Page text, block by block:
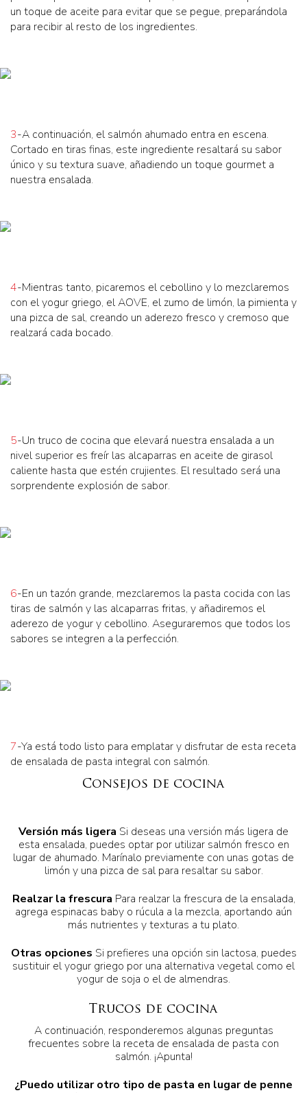
un toque de aceite para evitar que se pegue, preparándola
para recibir al resto de los ingredientes.
3-A continuación, el salmón ahumado entra en escena.
Cortado en tiras finas, este ingrediente resaltará su sabor
único y su textura suave, añadiendo un toque gourmet a
nuestra ensalada.
4-Mientras tanto, picaremos el cebollino y lo mezclaremos
con el yogur griego, el AOVE, el zumo de limón, la pimienta y
una pizca de sal, creando un aderezo fresco y cremoso que
realzará cada bocado.
5-Un truco de cocina que elevará nuestra ensalada a un
nivel superior es freír las alcaparras en aceite de girasol
caliente hasta que estén crujientes. El resultado será una
sorprendente explosión de sabor.
6-En un tazón grande, mezclaremos la pasta cocida con las
tiras de salmón y las alcaparras fritas, y añadiremos el
aderezo de yogur y cebollino. Aseguraremos que todos los
sabores se integren a la perfección.
7-Ya está todo listo para emplatar y disfrutar de esta receta
de ensalada de pasta integral con salmón.
Consejos de cocina
Versión más ligera Si deseas una versión más ligera de
esta ensalada, puedes optar por utilizar salmón fresco en
lugar de ahumado. Marínalo previamente con unas gotas de
limón y una pizca de sal para resaltar su sabor.
Realzar la frescura Para realzar la frescura de la ensalada,
agrega espinacas baby o rúcula a la mezcla, aportando aún
más nutrientes y texturas a tu plato.
Otras opciones Si prefieres una opción sin lactosa, puedes
sustituir el yogur griego por una alternativa vegetal como el
yogur de soja o el de almendras.
Trucos de cocina
A continuación, responderemos algunas preguntas
frecuentes sobre la receta de ensalada de pasta con
salmón. ¡Apunta!
¿Puedo utilizar otro tipo de pasta en lugar de penne